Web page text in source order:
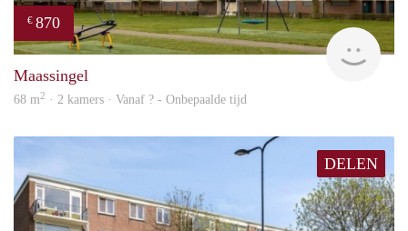
€ 870
Maassingel
68 m2 · 2 kamers · Vanaf ? - Onbepaalde tijd
DELEN